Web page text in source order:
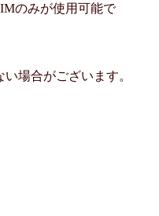
のみが使用可能で
場合がございます。